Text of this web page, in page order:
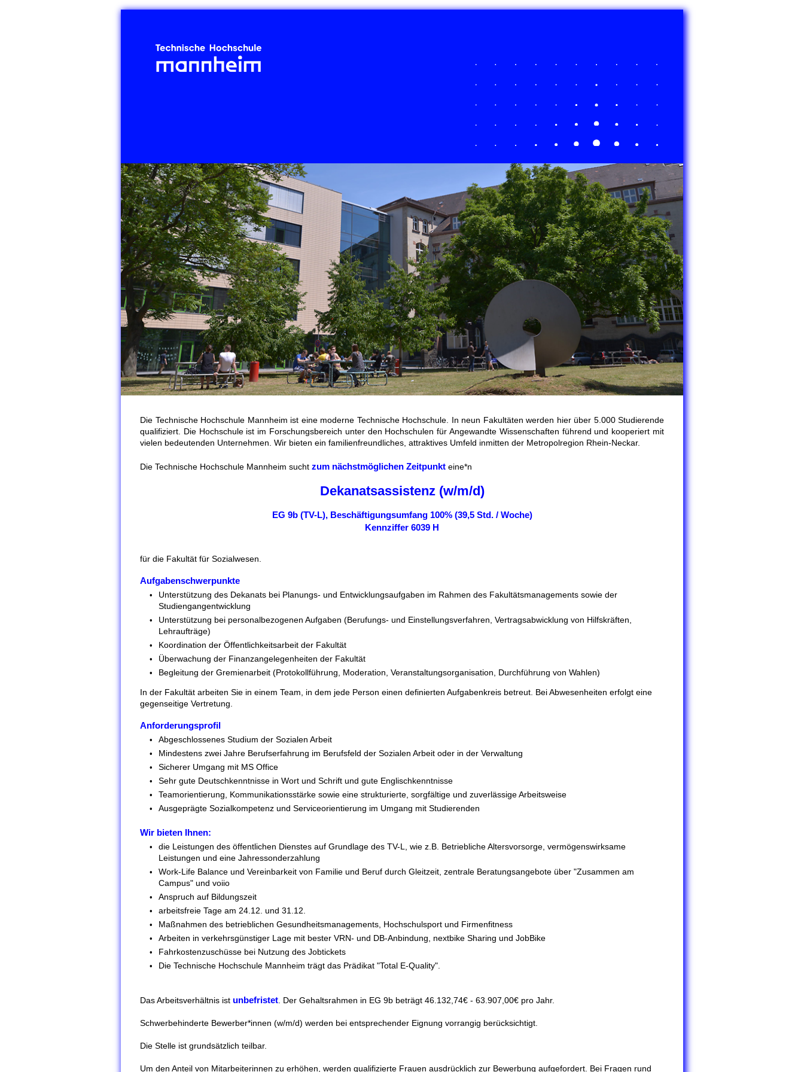
Die Technische Hochschule Mannheim ist eine moderne Technische Hochschule. In neun Fakultäten werden hier über 5.000 Studierende
qualifiziert. Die Hochschule ist im Forschungsbereich unter den Hochschulen für Angewandte Wissenschaften führend und kooperiert mit
vielen bedeutenden Unternehmen. Wir bieten ein familienfreundliches, attraktives Umfeld inmitten der Metropolregion Rhein-Neckar.
Die Technische Hochschule Mannheim sucht zum nächstmöglichen Zeitpunkt eine*n
Dekanatsassistenz (w/m/d)
EG 9b (TV-L), Beschäftigungsumfang 100% (39,5 Std. / Woche)
Kennziffer 6039 H
für die Fakultät für Sozialwesen.
Aufgabenschwerpunkte
Unterstützung des Dekanats bei Planungs- und Entwicklungsaufgaben im Rahmen des Fakultätsmanagements sowie der
Studiengangentwicklung
Unterstützung bei personalbezogenen Aufgaben (Berufungs- und Einstellungsverfahren, Vertragsabwicklung von Hilfskräften,
Lehraufträge)
Koordination der Öffentlichkeitsarbeit der Fakultät
Überwachung der Finanzangelegenheiten der Fakultät
Begleitung der Gremienarbeit (Protokollführung, Moderation, Veranstaltungsorganisation, Durchführung von Wahlen)
In der Fakultät arbeiten Sie in einem Team, in dem jede Person einen definierten Aufgabenkreis betreut. Bei Abwesenheiten erfolgt eine
gegenseitige Vertretung.
Anforderungsprofil
Abgeschlossenes Studium der Sozialen Arbeit
Mindestens zwei Jahre Berufserfahrung im Berufsfeld der Sozialen Arbeit oder in der Verwaltung
Sicherer Umgang mit MS Office
Sehr gute Deutschkenntnisse in Wort und Schrift und gute Englischkenntnisse
Teamorientierung, Kommunikationsstärke sowie eine strukturierte, sorgfältige und zuverlässige Arbeitsweise
Ausgeprägte Sozialkompetenz und Serviceorientierung im Umgang mit Studierenden
Wir bieten Ihnen:
die Leistungen des öffentlichen Dienstes auf Grundlage des TV-L, wie z.B. Betriebliche Altersvorsorge, vermögenswirksame
Leistungen und eine Jahressonderzahlung
Work-Life Balance und Vereinbarkeit von Familie und Beruf durch Gleitzeit, zentrale Beratungsangebote über "Zusammen am
Campus" und voiio
Anspruch auf Bildungszeit
arbeitsfreie Tage am 24.12. und 31.12.
Maßnahmen des betrieblichen Gesundheitsmanagements, Hochschulsport und Firmenfitness
Arbeiten in verkehrsgünstiger Lage mit bester VRN- und DB-Anbindung, nextbike Sharing und JobBike
Fahrkostenzuschüsse bei Nutzung des Jobtickets
Die Technische Hochschule Mannheim trägt das Prädikat "Total E-Quality".
Das Arbeitsverhältnis ist unbefristet . Der Gehaltsrahmen in EG 9b beträgt 46.132,74€ - 63.907,00€ pro Jahr.
Schwerbehinderte Bewerber*innen (w/m/d) werden bei entsprechender Eignung vorrangig berücksichtigt.
Die Stelle ist grundsätzlich teilbar.
Um den Anteil von Mitarbeiterinnen zu erhöhen, werden qualifizierte Frauen ausdrücklich zur Bewerbung aufgefordert. Bei Fragen rund